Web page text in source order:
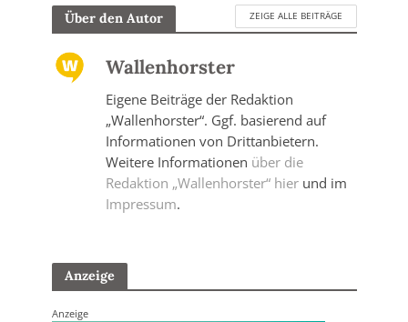
Über den Autor ZEIGE ALLE BEITRÄGE
Wallenhorster
Eigene Beiträge der Redaktion
„Wallenhorster“. Ggf. basierend auf
Informationen von Drittanbietern.
Weitere Informationen über die
Redaktion „Wallenhorster“ hierund im
Impressum.
Anzeige
Anzeige